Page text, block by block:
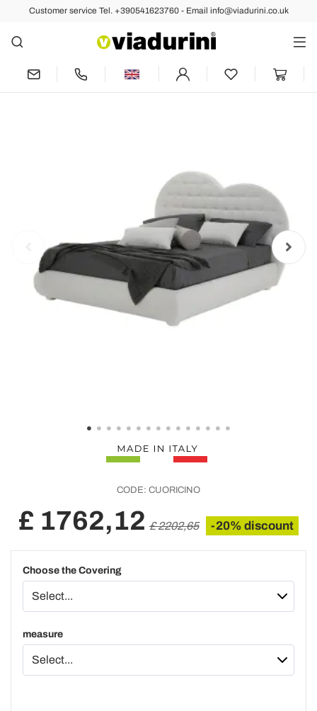
Customer service Tel. +390541623760 - Email info@viadurini.co.uk
Back Previous Next
Luxury Double Bed with Box and
Swarovski Made in Italy - Heart
CODE: CUORICINO
£ 1762,12 £ 2202,65 -20% discount
Choose the Covering
measure